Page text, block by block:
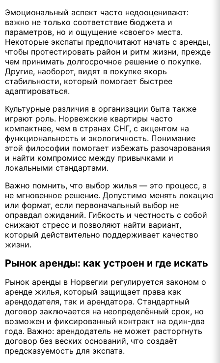
Эмоциональный аспект часто недооценивают:
важно не только соответствие бюджета и
параметров, но и ощущение «своего» места.
Некоторые экспаты предпочитают начать с аренды,
чтобы протестировать район и ритм жизни, прежде
чем принимать долгосрочное решение о покупке.
Другие, наоборот, видят в покупке якорь
стабильности, который помогает быстрее
адаптироваться.
Культурные различия в организации быта также
играют роль. Норвежские квартиры часто
компактнее, чем в странах СНГ, с акцентом на
функциональность и экологичность. Понимание
этой философии помогает избежать разочарования
и найти компромисс между привычками и
локальными стандартами.
Важно помнить, что выбор жилья — это процесс, а
не мгновенное решение. Допустимо менять локацию
или формат, если первоначальный выбор не
оправдал ожиданий. Гибкость и честность с собой
снижают стресс и позволяют найти вариант,
который действительно поддерживает качество
жизни.
Рынок аренды: как устроен и где искать
Рынок аренды в Норвегии регулируется законом о
аренде жилья, который защищает права как
арендодателя, так и арендатора. Стандартный
договор заключается на неопределённый срок, но
возможен и фиксированный контракт на один-два
года. Важно: арендодатель не может расторгнуть
договор без веских оснований, что создаёт
предсказуемость для экспата.